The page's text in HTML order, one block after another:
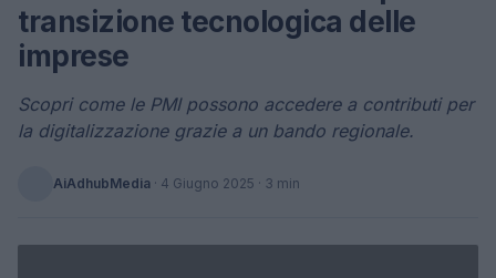
transizione tecnologica delle
imprese
Scopri come le PMI possono accedere a contributi per
la digitalizzazione grazie a un bando regionale.
AiAdhubMedia · 4 Giugno 2025 · 3 min